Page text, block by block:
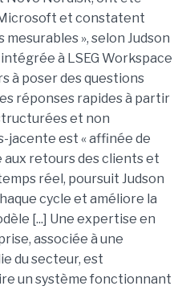
et constatent
mesurables », selon Judson
à LSEG Workspace
à poser des questions
réponses rapides à partir
et non
jacente est « affinée de
retours des clients et
réel, poursuit Judson
cycle et améliore la
[...] Une expertise en
associée à une
du secteur, est
un système fonctionnant